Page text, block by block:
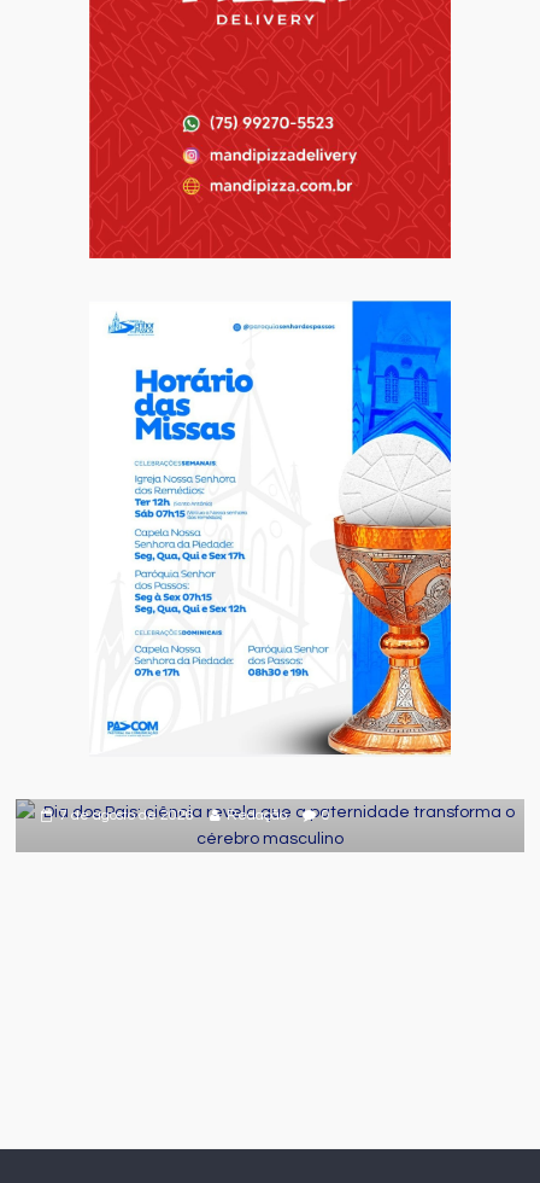
Dia dos Pais: ciência revela que a
paternidade transforma o cérebro
7 de agosto de 2026 Redação 0